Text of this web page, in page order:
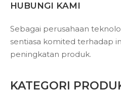
HUBUNGI KAMI
Sebagai perusahaan
sentiasa komited terhadap
peningkatan produk.
KATEGORI